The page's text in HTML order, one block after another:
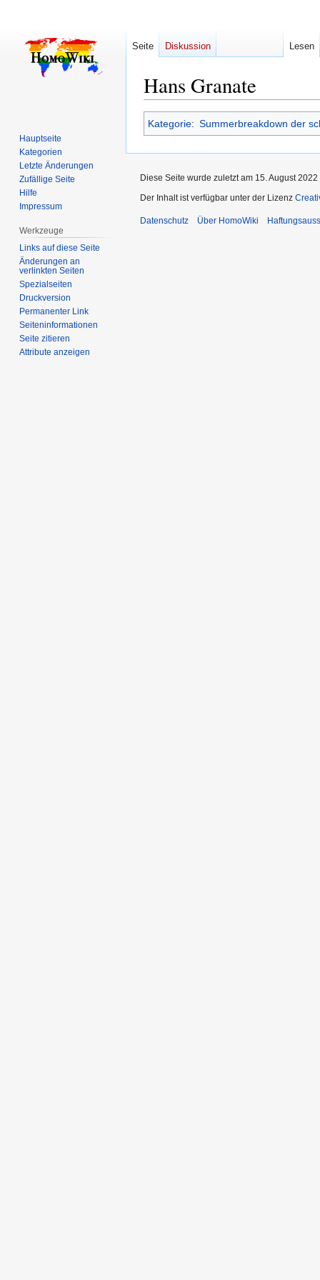
Hans Granate
Zur
Navigation
springen
Zur
Suche
springen
Kategorie: Summerbreakdown der
Seite Diskussion Lesen
Hauptseite
Kategorien
Letzte Änderungen
Zufällige Seite
Hilfe
Impressum
Werkzeuge
Links auf diese Seite
Änderungen an
verlinkten Seiten
Spezialseiten
Druckversion
Permanenter Link
Seiten­­informationen
Seite zitieren
Attribute anzeigen
Diese Seite wurde zuletzt am 15. August
Der Inhalt ist verfügbar unter der Lizenz
Datenschutz Über HomoWiki